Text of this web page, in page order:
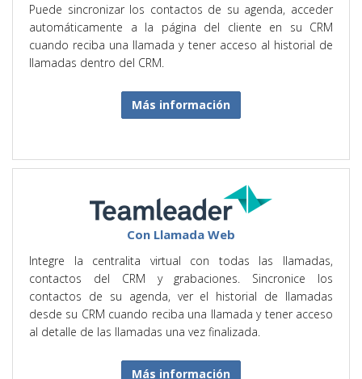
Puede sincronizar los contactos de su agenda, acceder
automáticamente a la página del cliente en su CRM
cuando reciba una llamada y tener acceso al historial de
llamadas dentro del CRM.
Más información
Con Llamada Web
Integre la centralita virtual con todas las llamadas,
contactos del CRM y grabaciones. Sincronice los
contactos de su agenda, ver el historial de llamadas
desde su CRM cuando reciba una llamada y tener acceso
al detalle de las llamadas una vez finalizada.
Más información